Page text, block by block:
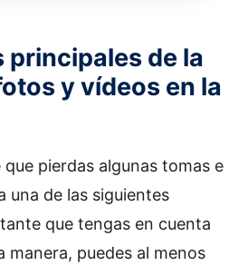
principales de la
y vídeos en la
que pierdas algunas tomas e
una de las siguientes
que tengas en cuenta
manera, puedes al menos